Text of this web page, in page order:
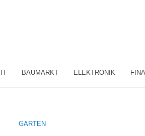
BAUMARKT ELEKTRONIK
GARTEN